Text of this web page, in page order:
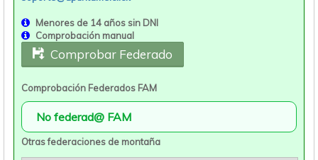
Menores de 14 años sin DNI
Comprobación manual
Comprobar Federado
Comprobación Federados FAM
Otras federaciones de montaña